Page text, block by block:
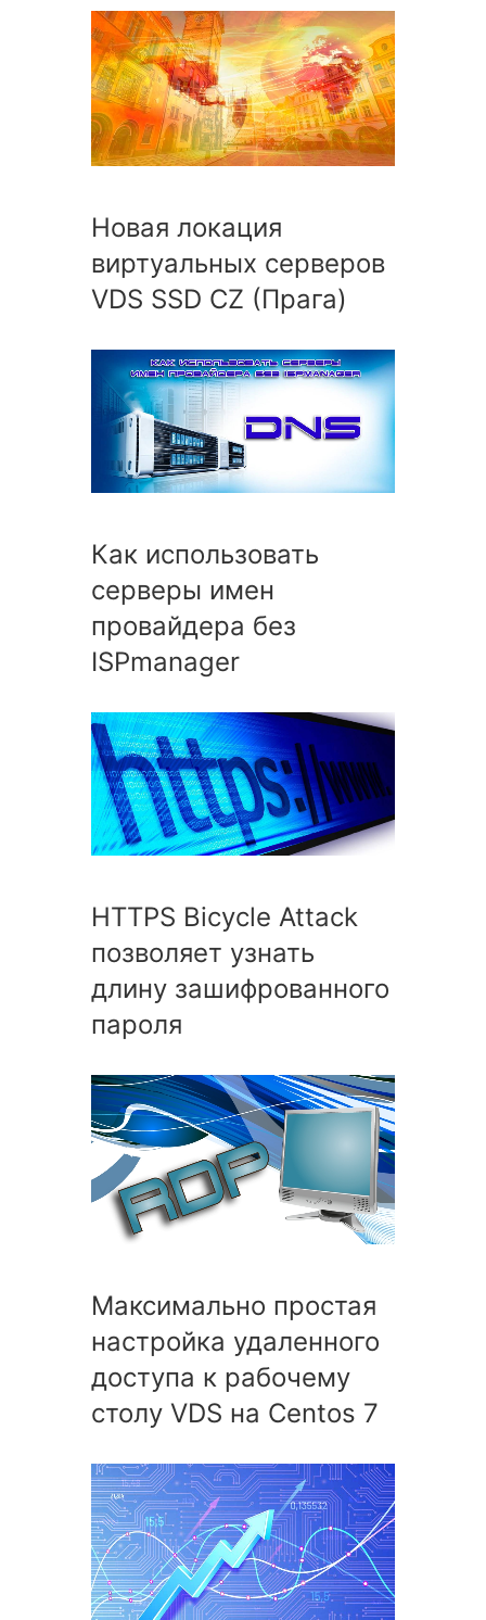
Новая локация
виртуальных серверов
VDS SSD CZ (Прага)
Как использовать
серверы имен
провайдера без
ISPmanager
HTTPS Bicycle Attack
позволяет узнать
длину зашифрованного
пароля
Максимально простая
настройка удаленного
доступа к рабочему
столу VDS на Centos 7